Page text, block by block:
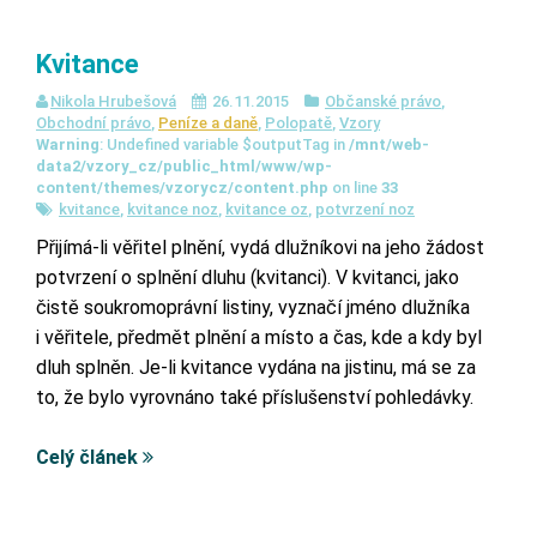
Kvitance
Nikola Hrubešová 26.11.2015 Občanské právo,
Obchodní právo, Peníze a daně, Polopatě, Vzory
Warning: Undefined variable $outputTag in /mnt/web-
data2/vzory_cz/public_html/www/wp-
content/themes/vzorycz/content.php on line 33
kvitance, kvitance noz, kvitance oz, potvrzení noz
Přijímá-li věřitel plnění, vydá dlužníkovi na jeho žádost
potvrzení o splnění dluhu (kvitanci). V kvitanci, jako
čistě soukromoprávní listiny, vyznačí jméno dlužníka
i věřitele, předmět plnění a místo a čas, kde a kdy byl
dluh splněn. Je-li kvitance vydána na jistinu, má se za
to, že bylo vyrovnáno také příslušenství pohledávky.
Celý článek